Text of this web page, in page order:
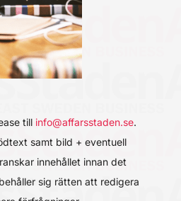
till info@affarsstaden.se.
samt bild + eventuell
innehållet innan det
sig rätten att redigera